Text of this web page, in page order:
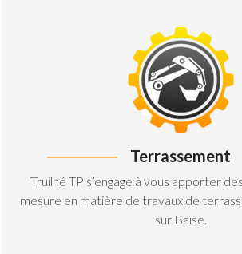
Terrassement
Truilhé TP s’engage à vous apporter
mesure en matière de travaux de
sur Baïse.